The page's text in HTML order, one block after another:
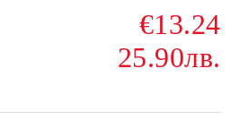
€13.24
25.90лв.